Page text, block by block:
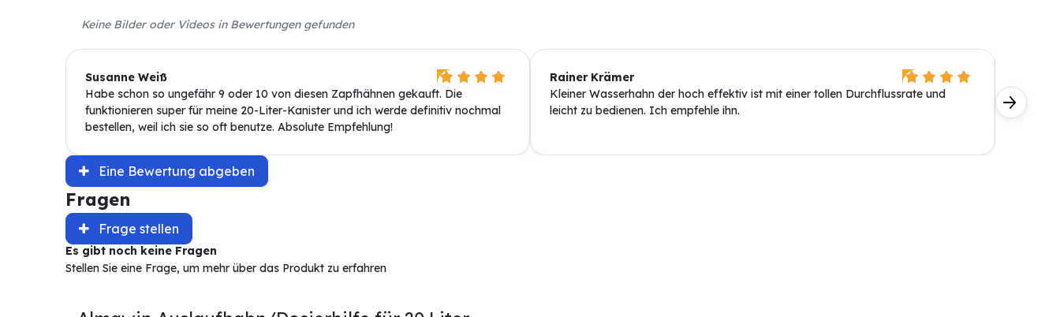
Keine Bilder oder Videos in Bewertungen gefunden
Susanne Weiß
Habe schon so ungefähr 9 oder 10 von diesen Zapfhähnen gekauft. Die
funktionieren super für meine 20-Liter-Kanister und ich werde definitiv nochmal
bestellen, weil ich sie so oft benutze. Absolute Empfehlung!
Rainer Krämer
Kleiner Wasserhahn der hoch effektiv ist mit einer tollen Durchflussrate und
leicht zu bedienen. Ich empfehle ihn.
Ist in
wird
Eine Bewertung abgeben
Fragen
Frage stellen
Es gibt noch keine Fragen
Stellen Sie eine Frage, um mehr über das Produkt zu erfahren